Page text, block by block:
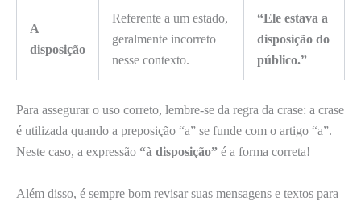
A
disposição
Referente a um estado,
geralmente incorreto
nesse contexto.
“Ele estava a
disposição do
público.”
Para assegurar o uso correto, lembre-se da regra da crase: a crase
é utilizada quando a preposição “a” se funde com o artigo “a”.
Neste caso, a expressão “à disposição” é a forma correta!
Além disso, é sempre bom revisar suas mensagens e textos para